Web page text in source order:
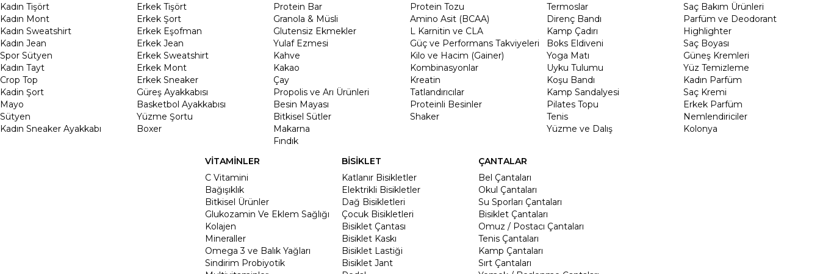
Kadın Tişört
Kadın Mont
Kadın Sweatshirt
Kadın Jean
Spor Sütyen
Kadın Tayt
Crop Top
Kadin Şort
Mayo
Sütyen
Kadın Sneaker Ayakkabı
Erkek Tişört
Erkek Şort
Erkek Eşofman
Erkek Jean
Erkek Sweatshirt
Erkek Mont
Erkek Sneaker
Güreş Ayakkabısı
Basketbol Ayakkabısı
Yüzme Şortu
Boxer
Protein Bar
Granola & Müsli
Glutensiz Ekmekler
Yulaf Ezmesi
Kahve
Kakao
Çay
Propolis ve Arı Ürünleri
Besin Mayası
Bitkisel Sütler
Makarna
Fındık
Protein Tozu
Amino Asit (BCAA)
L Karnitin ve CLA
Güç ve Performans Takviyeleri
Kilo ve Hacim (Gainer)
Kombinasyonlar
Kreatin
Tatlandırıcılar
Proteinli Besinler
Shaker
Termoslar
Direnç Bandı
Kamp Çadırı
Boks Eldiveni
Yoga Matı
Uyku Tulumu
Koşu Bandı
Kamp Sandalyesi
Pilates Topu
Tenis
Yüzme ve Dalış
Saç Bakım Ürünleri
Parfüm ve Deodorant
Highlighter
Saç Boyası
Güneş Kremleri
Yüz Temizleme
Kadın Parfüm
Saç Kremi
Erkek Parfüm
Nemlendiriciler
Kolonya
VİTAMİNLER
C Vitamini
Bağışıklık
Bitkisel Ürünler
Glukozamin Ve Eklem Sağlığı
Kolajen
Mineraller
Omega 3 ve Balık Yağları
Sindirim Probiyotik
BİSİKLET
Katlanır Bisikletler
Elektrikli Bisikletler
Dağ Bisikletleri
Çocuk Bisikletleri
Bisiklet Çantası
Bisiklet Kaskı
Bisiklet Lastiği
Bisiklet Jant
ÇANTALAR
Bel Çantaları
Okul Çantaları
Su Sporları Çantaları
Bisiklet Çantaları
Omuz / Postacı Çantaları
Tenis Çantaları
Kamp Çantaları
Sırt Çantaları